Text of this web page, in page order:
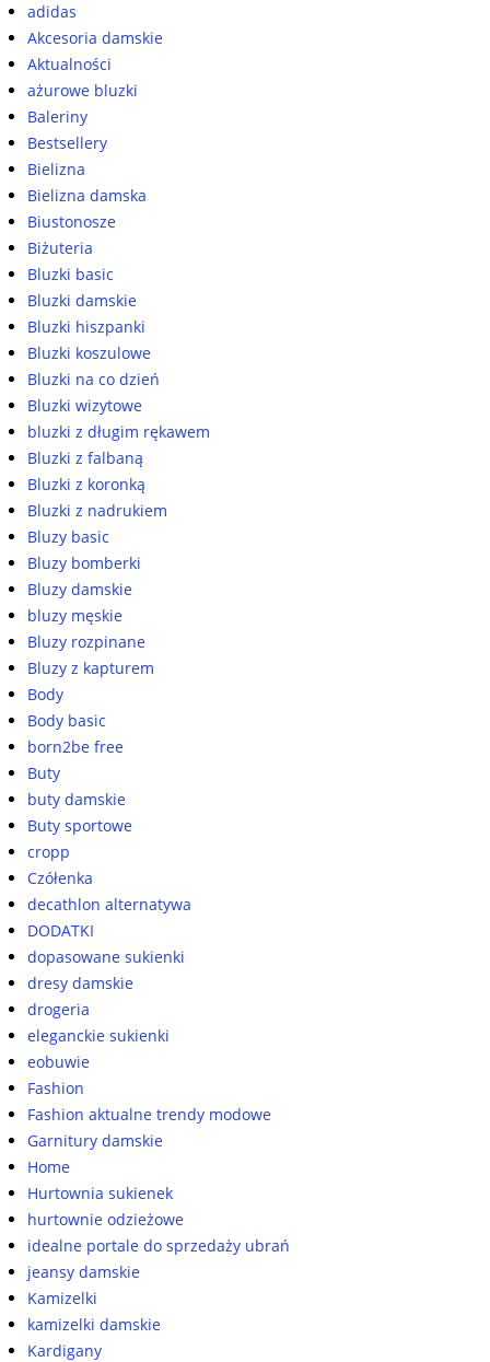
adidas
Akcesoria damskie
Aktualności
ażurowe bluzki
Baleriny
Bestsellery
Bielizna
Bielizna damska
Biustonosze
Biżuteria
Bluzki basic
Bluzki damskie
Bluzki hiszpanki
Bluzki koszulowe
Bluzki na co dzień
Bluzki wizytowe
bluzki z długim rękawem
Bluzki z falbaną
Bluzki z koronką
Bluzki z nadrukiem
Bluzy basic
Bluzy bomberki
Bluzy damskie
bluzy męskie
Bluzy rozpinane
Bluzy z kapturem
Body
Body basic
born2be free
Buty
buty damskie
Buty sportowe
cropp
Czółenka
decathlon alternatywa
DODATKI
dopasowane sukienki
dresy damskie
drogeria
eleganckie sukienki
eobuwie
Fashion
Fashion aktualne trendy modowe
Garnitury damskie
Home
Hurtownia sukienek
hurtownie odzieżowe
idealne portale do sprzedaży ubrań
jeansy damskie
Kamizelki
kamizelki damskie
Kardigany